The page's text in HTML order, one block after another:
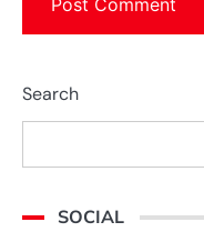
Search
SOCIAL